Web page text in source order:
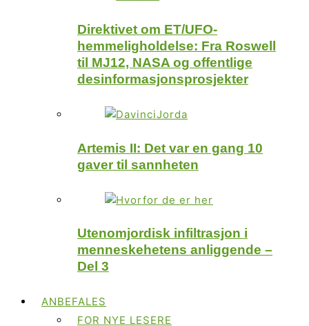
Direktivet om ET/UFO-
hemmeligholdelse: Fra Roswell
til MJ12, NASA og offentlige
desinformasjonsprosjekter
Artemis II: Det var en gang 10
gaver til sannheten
Utenomjordisk infiltrasjon i
menneskehetens anliggende –
Del 3
ANBEFALES
FOR NYE LESERE